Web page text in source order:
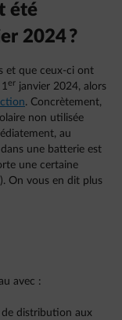
été
2024 ?
et que ceux-ci ont
er janvier 2024, alors
. Concrètement,
non utilisée
au
une batterie est
une certaine
On vous en dit plus
avec :
de distribution aux